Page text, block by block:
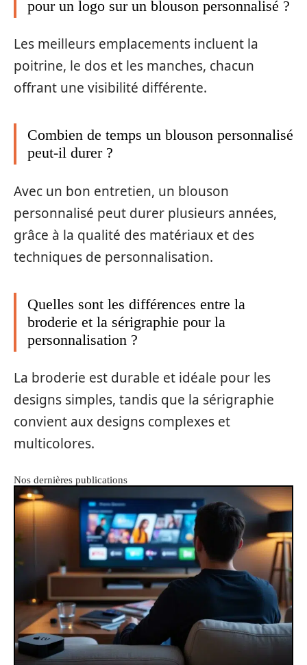
pour un logo sur un blouson personnalisé ?
Les meilleurs emplacements incluent la
poitrine, le dos et les manches, chacun
offrant une visibilité différente.
Combien de temps un blouson personnalisé
peut-il durer ?
Avec un bon entretien, un blouson
personnalisé peut durer plusieurs années,
grâce à la qualité des matériaux et des
techniques de personnalisation.
Quelles sont les différences entre la
broderie et la sérigraphie pour la
personnalisation ?
La broderie est durable et idéale pour les
designs simples, tandis que la sérigraphie
convient aux designs complexes et
multicolores.
Nos dernières publications